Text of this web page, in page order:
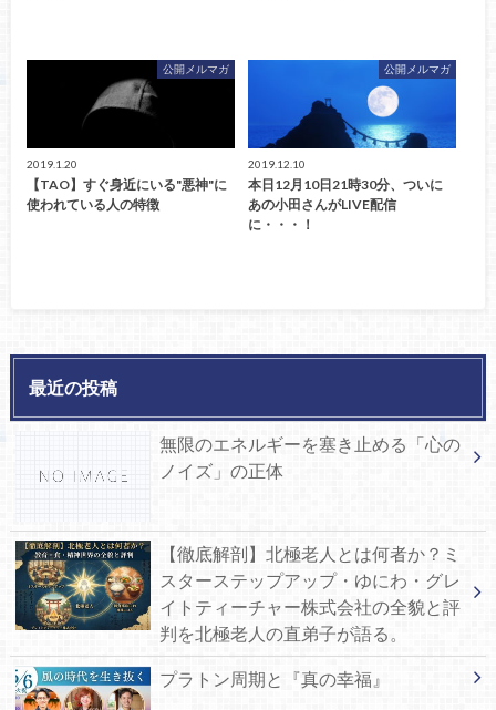
公開メルマガ
2019.1.20
【TAO】すぐ身近にいる"悪神"に
使われている人の特徴
公開メルマガ
2019.12.10
本日12月10日21時30分、ついに
あの小田さんがLIVE配信
に・・・！
最近の投稿
無限のエネルギーを塞き止める「心の
ノイズ」の正体
【徹底解剖】北極老人とは何者か？ミ
スターステップアップ・ゆにわ・グレ
イトティーチャー株式会社の全貌と評
判を北極老人の直弟子が語る。
プラトン周期と『真の幸福』